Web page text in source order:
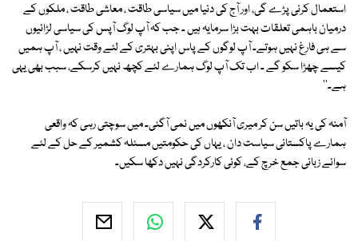
استعمال کرنی پڑے گی، اور آج کی دنیا میں سیاسی طاقت ، معاشی طاقت ، ملکوں کے
درمیان باہمی تعلقات بہت بڑا سرمایہ ہیں ۔ جب کہ آپ لوگ آپس کی سیاسی لڑائیوں
سے ہی فارغ نہیں ہوتے۔ آپ لوگوں کے پاس اپنی بہتری کے لئے وقت نہیں ، آپ ہمیں
کیسے چھڑا سکو گے ۔ اب تک آپ لوگ ہمارے لئے کچھ نہیں کرسکے، سبب بھی یہی
ہے۔''
آمنہ کی یہ باتیں سن کر میری آنکھوں میں نمی آگئی۔ میں سوچتی رہی کہ واقعی
ہمارے پاکستانی سیاست دان ، یہاں کی حکومتیں مسئلہ کشمیر کے حل کے لئے
سوائے زبانی جمع خرچ کے، کوئی کارکردگی نہیں دکھا سکیں۔